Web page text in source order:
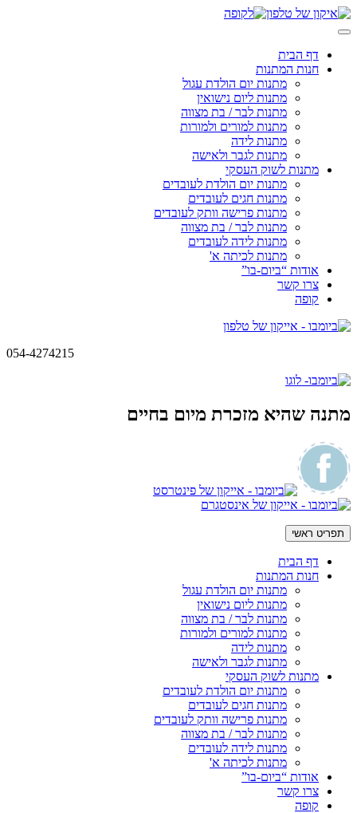
Skip
to
דף הבית
חנות המתנות
מתנות יום הולדת עגול
מתנות ליום נישואין
מתנות לבר / בת מצווה
מתנות למורים ולמורות
מתנות לידה
מתנות לגבר ולאישה
מתנות לשוק העסקי
מתנות יום הולדת לעובדים
מתנות חגים לעובדים
מתנות פרישה וותק לעובדים
מתנות לבר / בת מצווה
מתנות לידה לעובדים
מתנות לכיתה א'
אודות “ביום-בו”
צרו קשר
קופה
054-4274215
מתנה שהיא מזכרת מיום בחיים
תפריט ראשי
דף הבית
חנות המתנות
מתנות יום הולדת עגול
מתנות ליום נישואין
מתנות לבר / בת מצווה
מתנות למורים ולמורות
מתנות לידה
מתנות לגבר ולאישה
מתנות לשוק העסקי
מתנות יום הולדת לעובדים
מתנות חגים לעובדים
מתנות פרישה וותק לעובדים
מתנות לבר / בת מצווה
מתנות לידה לעובדים
מתנות לכיתה א'
אודות “ביום-בו”
צרו קשר
קופה